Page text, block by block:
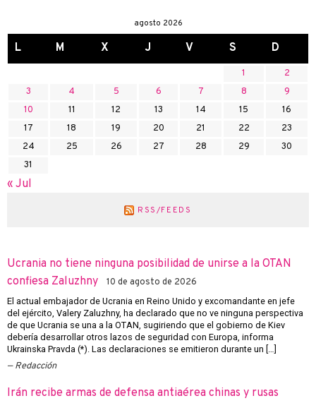
agosto 2026
L M X J V S D
1
2
3
4 5 6 7 8
9
10
11 12 13 14 15
16
17
18 19 20 21 22
23
24
25 26 27 28 29
30
31
« Jul
RSS/FEEDS
Ucrania no tiene ninguna posibilidad de unirse a la OTAN
confiesa Zaluzhny
10 de agosto de 2026
El actual embajador de Ucrania en Reino Unido y excomandante en jefe
del ejército, Valery Zaluzhny, ha declarado que no ve ninguna perspectiva
de que Ucrania se una a la OTAN, sugiriendo que el gobierno de Kiev
debería desarrollar otros lazos de seguridad con Europa, informa
Ukrainska Pravda (*). Las declaraciones se emitieron durante un […]
Redacción
Irán recibe armas de defensa antiaérea chinas y rusas